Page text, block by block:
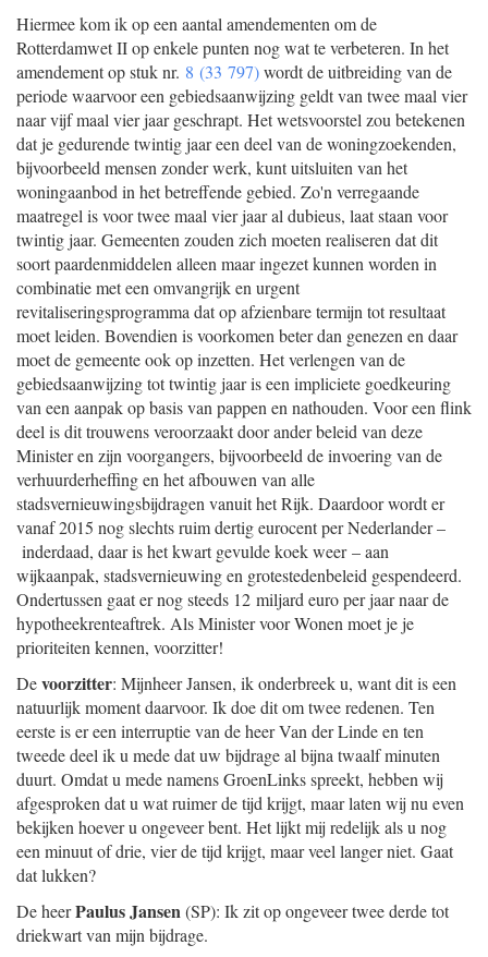
Hiermee kom ik op een aantal amendementen om de
Rotterdamwet II op enkele punten nog wat te verbeteren. In het
amendement op stuk nr. 8 (33 797)wordt de uitbreiding van de
periode waarvoor een gebiedsaanwijzing geldt van twee maal vier
naar vijf maal vier jaar geschrapt. Het wetsvoorstel zou betekenen
dat je gedurende twintig jaar een deel van de woningzoekenden,
bijvoorbeeld mensen zonder werk, kunt uitsluiten van het
woningaanbod in het betreffende gebied. Zo'n verregaande
maatregel is voor twee maal vier jaar al dubieus, laat staan voor
twintig jaar. Gemeenten zouden zich moeten realiseren dat dit
soort paardenmiddelen alleen maar ingezet kunnen worden in
combinatie met een omvangrijk en urgent
revitaliseringsprogramma dat op afzienbare termijn tot resultaat
moet leiden. Bovendien is voorkomen beter dan genezen en daar
moet de gemeente ook op inzetten. Het verlengen van de
gebiedsaanwijzing tot twintig jaar is een impliciete goedkeuring
van een aanpak op basis van pappen en nathouden. Voor een flink
deel is dit trouwens veroorzaakt door ander beleid van deze
Minister en zijn voorgangers, bijvoorbeeld de invoering van de
verhuurderheffing en het afbouwen van alle
stadsvernieuwingsbijdragen vanuit het Rijk. Daardoor wordt er
vanaf 2015 nog slechts ruim dertig eurocent per Nederlander –
inderdaad, daar is het kwart gevulde koek weer – aan
wijkaanpak, stadsvernieuwing en grotestedenbeleid gespendeerd.
Ondertussen gaat er nog steeds 12 miljard euro per jaar naar de
hypotheekrenteaftrek. Als Minister voor Wonen moet je je
prioriteiten kennen, voorzitter!
Devoorzitter: Mijnheer Jansen, ik onderbreek u, want dit is een
natuurlijk moment daarvoor. Ik doe dit om twee redenen. Ten
eerste is er een interruptie van de heer Van der Linde en ten
tweede deel ik u mede dat uw bijdrage al bijna twaalf minuten
duurt. Omdat u mede namens GroenLinks spreekt, hebben wij
afgesproken dat u wat ruimer de tijd krijgt, maar laten wij nu even
bekijken hoever u ongeveer bent. Het lijkt mij redelijk als u nog
een minuut of drie, vier de tijd krijgt, maar veel langer niet. Gaat
dat lukken?
De heerPaulus Jansen(SP): Ik zit op ongeveer twee derde tot
driekwart van mijn bijdrage.